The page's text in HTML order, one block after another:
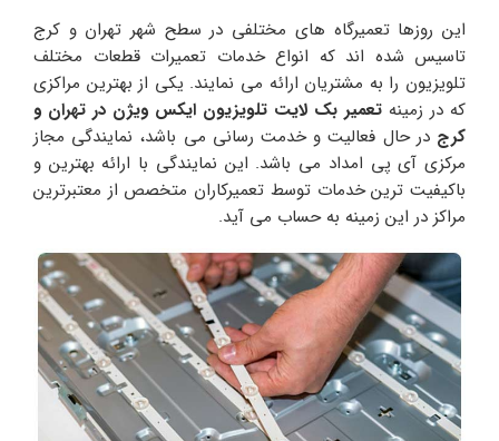
این روزها تعمیرگاه های مختلفی در سطح شهر تهران و کرج
تاسیس شده اند که انواع خدمات تعمیرات قطعات مختلف
تلویزیون را به مشتریان ارائه می نمایند. یکی از بهترین مراکزی
که در زمینه تعمیر بک لایت تلویزیون ایکس ویژن در تهران و
کرج در حال فعالیت و خدمت رسانی می باشد، نمایندگی مجاز
مرکزی آی پی امداد می باشد. این نمایندگی با ارائه بهترین و
باکیفیت ترین خدمات توسط تعمیرکاران متخصص از معتبرترین
مراکز در این زمینه به حساب می آید.